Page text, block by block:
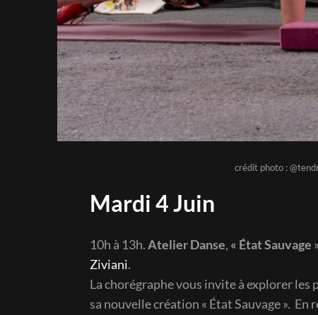
crédit photo :
Mardi 4 Juin
10h à 13h.Atelier Danse, « État Sauvage
Ziviani.
La chorégraphe vous invite à explorer les
sa nouvelle création « État Sauvage ».